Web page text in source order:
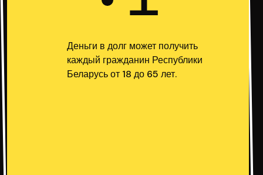
Деньги в долг может получить
каждый гражданин Республики
Беларусь от 18 до 65 лет.